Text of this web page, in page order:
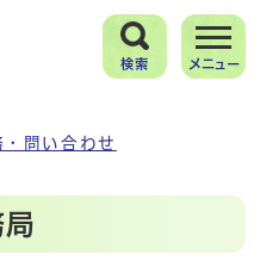
検索 メニュー
問い合わせ